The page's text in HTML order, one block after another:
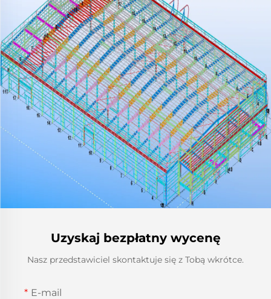
Uzyskaj bezpłatny wycenę
Nasz przedstawiciel skontaktuje się z Tobą wkrótce.
E-mail